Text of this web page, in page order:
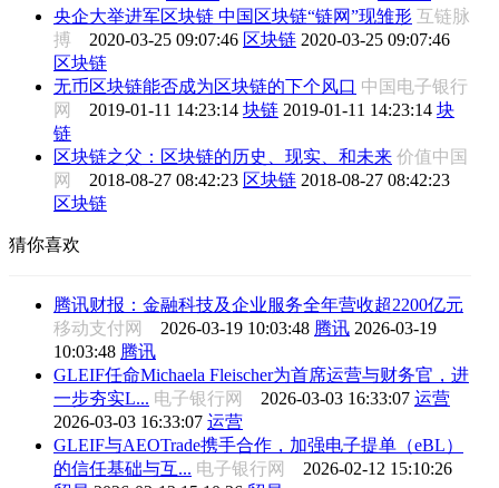
央企大举进军区块链 中国区块链“链网”现雏形 互链脉
搏 2020-03-25 09:07:46 区块链 2020-03-25 09:07:46
区块链
无币区块链能否成为区块链的下个风口 中国电子银行
网 2019-01-11 14:23:14 块链 2019-01-11 14:23:14 块
链
区块链之父：区块链的历史、现实、和未来 价值中国
网 2018-08-27 08:42:23 区块链 2018-08-27 08:42:23
区块链
猜你喜欢
腾讯财报：金融科技及企业服务全年营收超2200亿元
移动支付网 2026-03-19 10:03:48 腾讯 2026-03-19
10:03:48 腾讯
GLEIF任命Michaela Fleischer为首席运营与财务官，进
一步夯实L... 电子银行网 2026-03-03 16:33:07 运营
2026-03-03 16:33:07 运营
GLEIF与AEOTrade携手合作，加强电子提单（eBL）
的信任基础与互... 电子银行网 2026-02-12 15:10:26